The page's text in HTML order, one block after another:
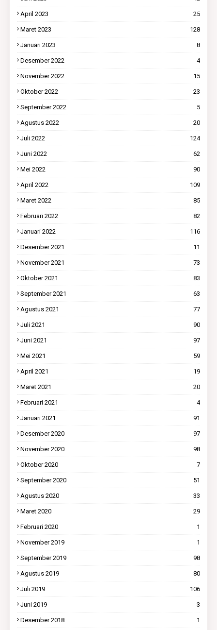
April 2023 25
Maret 2023 128
Januari 2023 8
Desember 2022 4
November 2022 15
Oktober 2022 23
September 2022 5
Agustus 2022 20
Juli 2022 124
Juni 2022 62
Mei 2022 90
April 2022 109
Maret 2022 85
Februari 2022 82
Januari 2022 116
Desember 2021 11
November 2021 73
Oktober 2021 83
September 2021 63
Agustus 2021 77
Juli 2021 90
Juni 2021 97
Mei 2021 59
April 2021 19
Maret 2021 20
Februari 2021 4
Januari 2021 91
Desember 2020 97
November 2020 98
Oktober 2020 7
September 2020 51
Agustus 2020 33
Maret 2020 29
Februari 2020 1
November 2019 1
September 2019 98
Agustus 2019 80
Juli 2019 106
Juni 2019 3
Desember 2018 1